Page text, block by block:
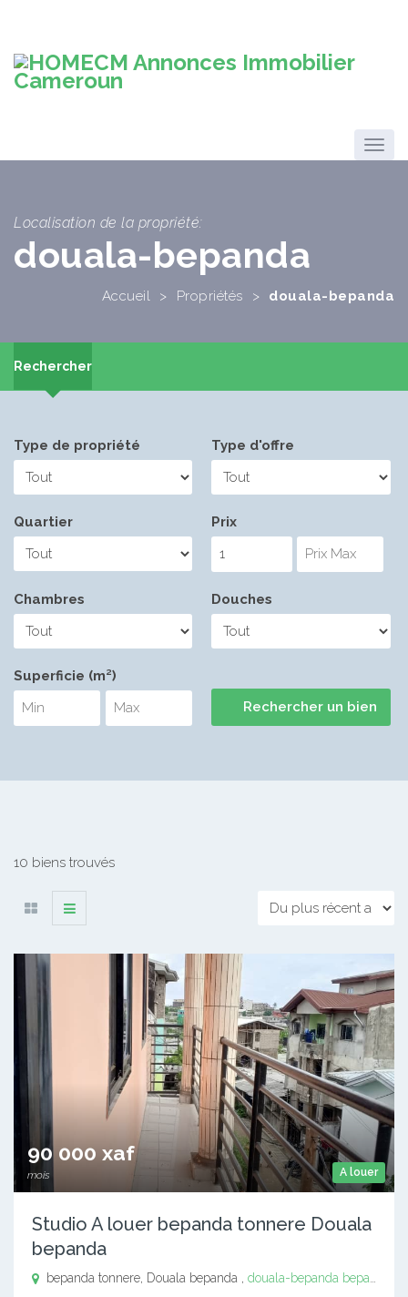
Localisation de la propriété:
douala-bepanda
Accueil > Propriétés > douala-bepanda
Rechercher
Type de propriété Type d'offre
Quartier Prix
Chambres Douches
Superficie (m²)
10 biens trouvés
A louer
90 000 xaf
mois
Studio A louer bepanda tonnere Douala
bepanda
bepanda tonnere, Douala bepanda , douala-bepanda bepanda tonnere